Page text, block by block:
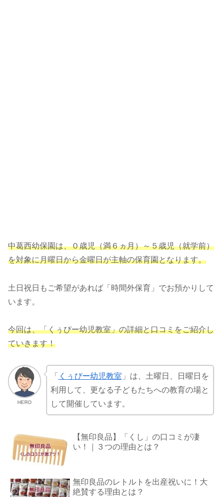
中葛西幼保園は、０歳児（満６ヵ月）～５歳児（就学前）
を対象に月曜日から金曜日が主軸の保育園となります。
土日祝日もご希望があれば「時間外保育」でお預かりして
います。
今回は、「くぅぴー幼児教室」の詳細と口コミをご紹介し
ていきます！
HERO
「 くぅぴー幼児教室 」は、土曜日、日曜日を
利用して、更なる子どもたちへの教育の場と
して開催しています。
【無印良品】「くし」の口コミが凄
い！｜３つの理由とは？
無印良品のレトルトを出産祝いに！大
絶賛する理由とは？